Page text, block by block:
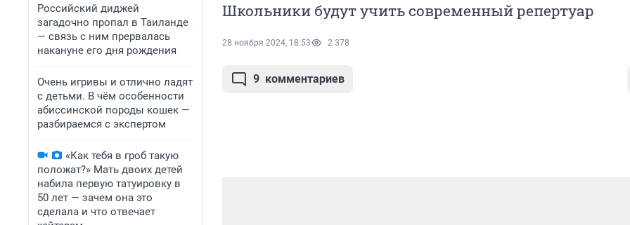
Российский диджей
загадочно пропал в Таиланде
— связь с ним прервалась
накануне его дня рождения
Очень игривы и отлично ладят
с детьми. В чём особенности
абиссинской породы кошек —
разбираемся с экспертом
«Как тебя в гроб такую
положат?» Мать двоих детей
набила первую татуировку в
50 лет — зачем она это
сделала и что отвечает
Школьники будут учить современный репертуар
28 ноября 2024, 18:53 2 378
9 комментариев